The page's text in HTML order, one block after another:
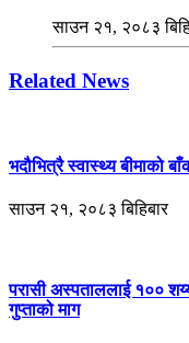
साउन २१, २०८३
Related News
भदौभित्रै स्वास्थ्य बीमाको
साउन २१, २०८३ बिहिबार
परासी अस्पताललाई १००
गुप्ताको माग